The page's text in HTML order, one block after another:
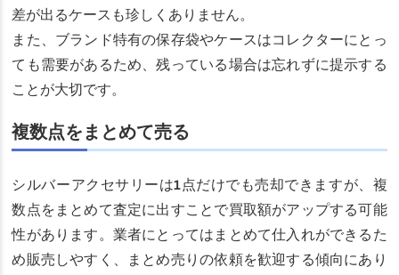
差が出るケースも珍しくありません。
また、ブランド特有の保存袋やケースはコレクターにとっ
ても需要があるため、残っている場合は忘れずに提示する
ことが大切です。
複数点をまとめて売る
シルバーアクセサリーは1点だけでも売却できますが、複
数点をまとめて査定に出すことで買取額がアップする可能
性があります。業者にとってはまとめて仕入れができるた
め販売しやすく、まとめ売りの依頼を歓迎する傾向にあり